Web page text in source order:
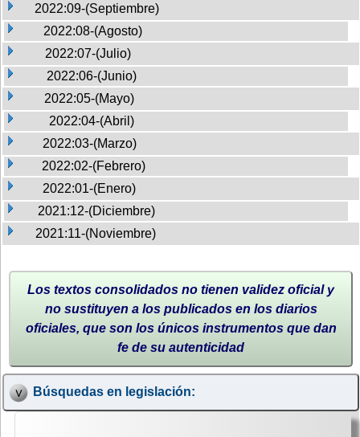
2022:09-(Septiembre)
2022:08-(Agosto)
2022:07-(Julio)
2022:06-(Junio)
2022:05-(Mayo)
2022:04-(Abril)
2022:03-(Marzo)
2022:02-(Febrero)
2022:01-(Enero)
2021:12-(Diciembre)
2021:11-(Noviembre)
Los textos consolidados no tienen validez oficial y
no sustituyen a los publicados en los diarios
oficiales, que son los únicos instrumentos que dan
fe de su autenticidad
Búsquedas en legislación: